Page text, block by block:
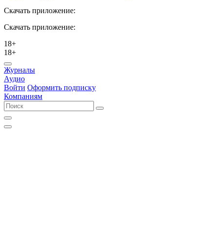
Скачать приложение:
Скачать приложение:
18+
18+
Журналы
Аудио
Войти Оформить подписку
Компаниям